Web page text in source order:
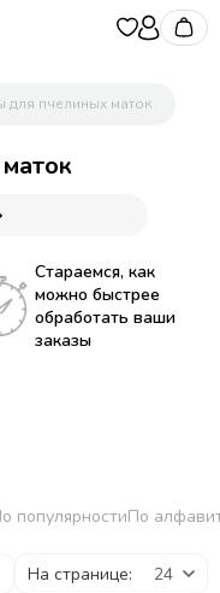
для пчелиных маток
Стараемся, как
можно быстрее
обработать ваши
заказы
популярностиПо
На странице: